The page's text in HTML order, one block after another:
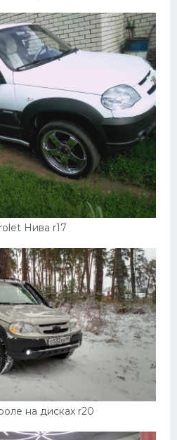
Нива r17
на дисках r20